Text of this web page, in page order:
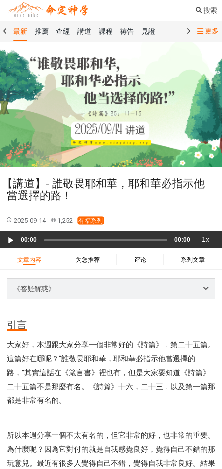
搜索
最新 推薦 查經 講道 課程 祷告
見證
禱告精選
查經精選 講道精選
見證精選
101課程 創世記 馬太福音
洗禮禮文
聖餐禮文 01 創世記
02 出埃及記
03 利未記
04 民數記 05 申命記
06 約書亞記
07 士師記
08 路得記
09 撒母耳記上
10 撒母耳記下
11 列王紀上
12 列王紀下
15 以斯拉記
16 尼希米記
18 約伯記
19 詩篇
20 箴言 21 傳道書
23 以賽亞書
25 耶利米哀歌
27 但以理書
28 何西阿書
29 約珥書
30 阿摩司書
37 哈該書
38 撒迦利亞書
39 瑪拉基書
40 馬太福音
41 馬可福音
42 路加福音
49 以弗所書
52 帖撒羅尼迦前書
53 帖撒羅尼迦後書
57 腓利門書
63 約翰二書
64 約翰三書 66 啟示錄
聖經故事
教會
爭戰 信望愛 學習
時間管理和學習方法
愛神
喜樂 管理 信仰根基 命定
建立榮耀教會
趕鬼
認識魔鬼的詭計
神所喜悅的人
彰顯神憤怒的器皿
使徒保羅的神學體系
屬靈的世界
耶穌基督的喜訊
智慧與悟性
從轄制中得自由
破除屬世界的價值觀
"如何"
屬靈人的好習慣
打開天上祝福的窗口
更多
【講道】- 誰敬畏耶和華，耶和華必指示他
當選擇的路！
2025-09-14 1,252 有福系列
Player
00:00 00:00 1x
文章内容 为您推荐 评论 系列文章
《答疑解惑》
引言
大家好，本週跟大家分享一個非常好的《詩篇》，第二十五篇。
這篇好在哪呢？“誰敬畏耶和華，耶和華必指示他當選擇的
路，”其實這話在《箴言書》裡也有，但是大家要知道《詩篇》
二十五篇不是那麼有名。《詩篇》十六，二十三，以及第一篇那
都是非常有名的。
所以本週分享一個不太有名的，但它非常的好，也非常的重要。
為什麼呢？因為它對付的就是自我感覺良好，覺得自己不錯的那
玩意兒。最近有很多人覺得自己不錯，覺得自我非常良好。結果